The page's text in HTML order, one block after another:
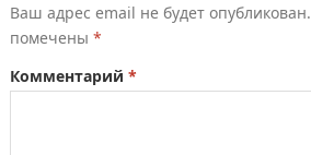
Ваш адрес email не будет опубликован.
помечены *
Комментарий *